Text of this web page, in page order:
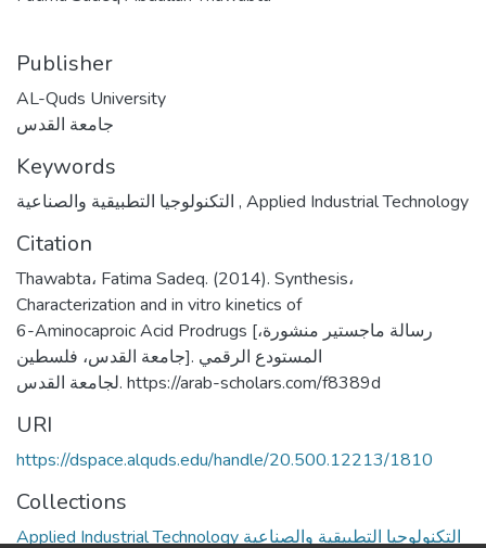
Publisher
AL-Quds University
جامعة القدس
Keywords
, Applied Industrial Technology
Citation
Thawabta، Fatima Sadeq. (2014). Synthesis،
Characterization and in vitro kinetics of
6-Aminocaproic Acid Prodrugs [رسالة ماجستير منشورة،
جامعة القدس، فلسطين]. المستودع الرقمي
لجامعة القدس. https://arab-scholars.com/f8389d
URI
https://dspace.alquds.edu/handle/20.500.12213/1810
Collections
Applied Industrial Technology التكنولوجيا التطبيقية والصناعية